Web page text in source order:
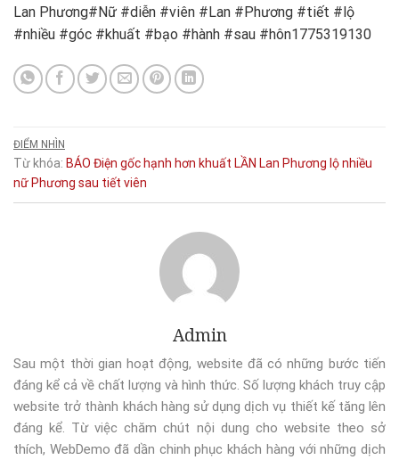
Lan Phương#Nữ #diễn #viên #Lan #Phương #tiết #lộ
#nhiều #góc #khuất #bạo #hành #sau #hôn1775319130
ĐIỂM NHÌN
Từ khóa: BÁO Điện gốc hạnh hơn khuất LẦN Lan Phương lộnhiều
nữ Phương sau tiết viên
Admin
Sau một thời gian hoạt động, website đã có những bước tiến
đáng kể cả về chất lượng và hình thức. Số lượng khách truy cập
website trở thành khách hàng sử dụng dịch vụ thiết kế tăng lên
đáng kể. Từ việc chăm chút nội dung cho website theo sở
thích, WebDemo đã dần chinh phục khách hàng với những dịch